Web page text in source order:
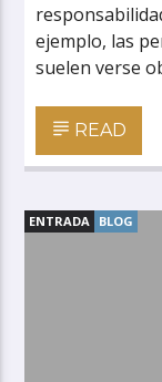
ejemplo, las
suelen verse
READ
ENTRADA BLOG